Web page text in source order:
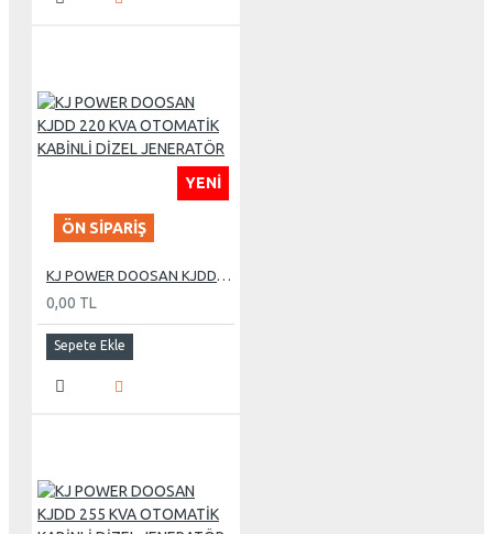
YENI
ÖN SIPARIŞ
KJ POWER DOOSAN KJDD 220 KVA OTOMATİK KABİNLİ DİZEL JENERATÖR
0,00 TL
Sepete Ekle